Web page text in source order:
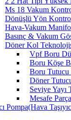
Ms 18 Vakum
Dönüşlü Yön
Hava-Vakum
Basınç & Vakum
Döner Kol
Vpf Boru
Boru Köşe
Boru Tutucu
Döner
Seviye Yayı
Mesafe
Pompa(Hava